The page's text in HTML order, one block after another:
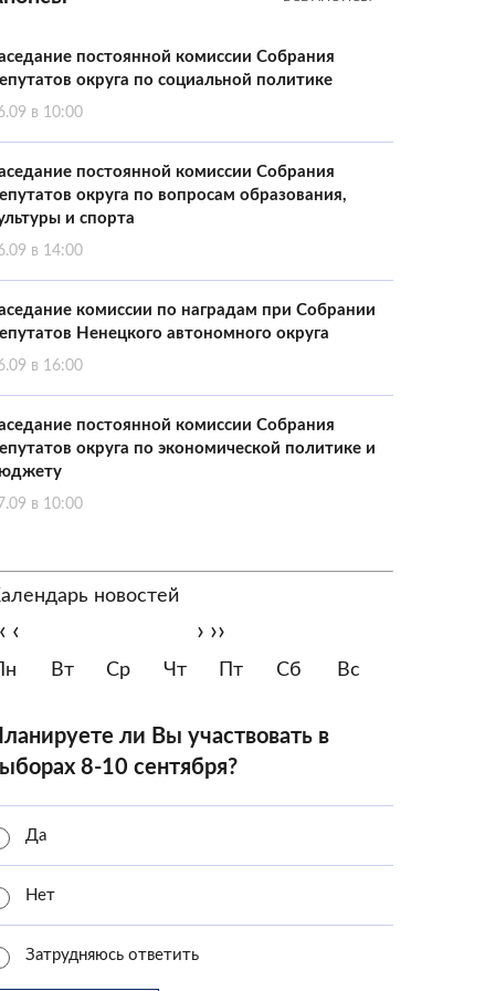
постоянной комиссии Собрания
округа по социальной политике
в 10:00
постоянной комиссии Собрания
округа по вопросам образования,
и спорта
в 14:00
комиссии по наградам при Собрании
Ненецкого автономного округа
в 16:00
постоянной комиссии Собрания
округа по экономической политике и
в 10:00
новостей
‹ › ››
Вт Ср Чт Пт Сб Вс
Планируете ли Вы участвовать в
8-10 сентября?
Да
Нет
Затрудняюсь ответить